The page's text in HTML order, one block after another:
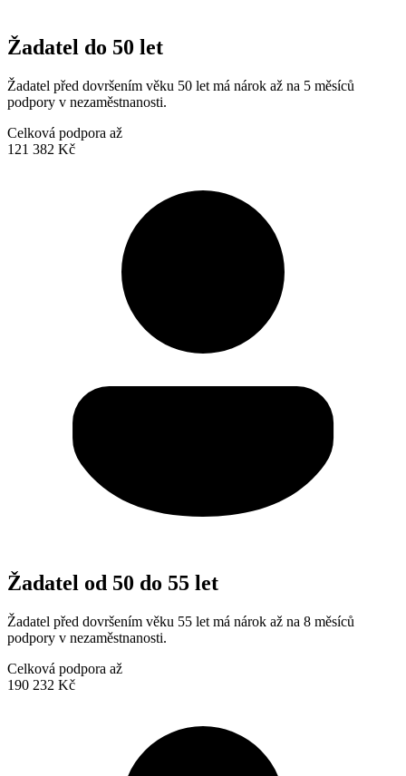
Žadatel do 50 let
Žadatel před dovršením věku 50 let má nárok až na 5 měsíců
podpory v nezaměstnanosti.
Celková podpora až
121 382 Kč
Žadatel od 50 do 55 let
Žadatel před dovršením věku 55 let má nárok až na 8 měsíců
podpory v nezaměstnanosti.
Celková podpora až
190 232 Kč